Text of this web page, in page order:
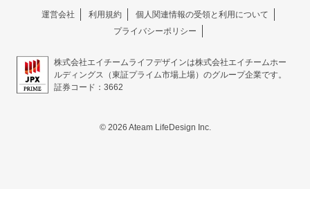
運営会社 利用規約
個人関連情報の受領と利用について
プライバシーポリシー
株式会社エイチームライフデザインは株式会社エイチームホー
ルディングス（東証プライム市場上場）のグループ企業です。
証券コード：3662
© 2026 Ateam LifeDesign Inc.